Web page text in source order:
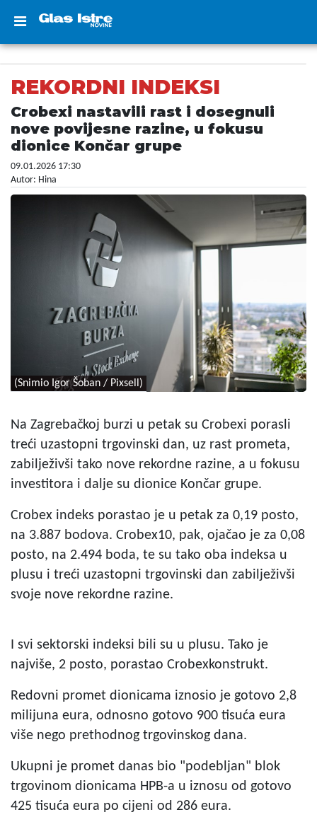
REKORDNI INDEKSI
Crobexi nastavili rast i dosegnuli
nove povijesne razine, u fokusu
dionice Končar grupe
09.01.2026 17:30
Autor: Hina
(Snimio Igor Šoban / Pixsell)
Na Zagrebačkoj burzi u petak su Crobexi porasli
treći uzastopni trgovinski dan, uz rast prometa,
zabilježivši tako nove rekordne razine, a u fokusu
investitora i dalje su dionice Končar grupe.
Crobex indeks porastao je u petak za 0,19 posto,
na 3.887 bodova. Crobex10, pak, ojačao je za 0,08
posto, na 2.494 boda, te su tako oba indeksa u
plusu i treći uzastopni trgovinski dan zabilježivši
svoje nove rekordne razine.
I svi sektorski indeksi bili su u plusu. Tako je
najviše, 2 posto, porastao Crobexkonstrukt.
Redovni promet dionicama iznosio je gotovo 2,8
milijuna eura, odnosno gotovo 900 tisuća eura
više nego prethodnog trgovinskog dana.
Ukupni je promet danas bio "podebljan" blok
trgovinom dionicama HPB-a u iznosu od gotovo
425 tisuća eura po cijeni od 286 eura.